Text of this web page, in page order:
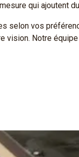
qui ajoutent
selon vos
Notre